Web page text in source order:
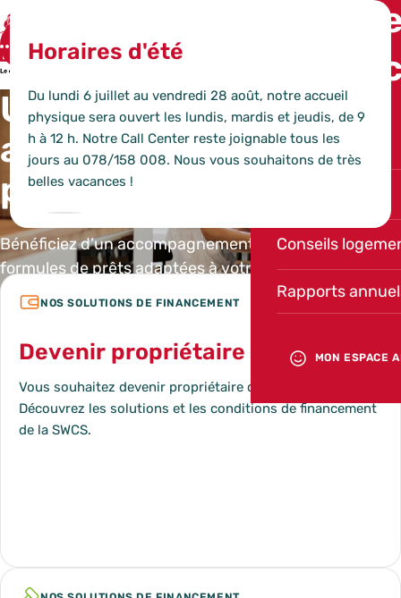
Horaires d'été
Du lundi 6 juillet au vendredi 28 août, notre accueil
physique sera ouvert les lundis, mardis et jeudis, de 9
h à 12 h. Notre Call Center reste joignable tous les
jours au 078/158 008. Nous vous souhaitons de très
belles vacances !
SWCS
Menu
DE
Conseils
Rapports
MON ESPACE
Ouvrir la recherche
Un financement
alternatif pour vos
projets de logement
Bénéficiez d’un accompagnement sur-mesure et de
formules de prêts adaptées à votre réalité.
Acheter Rénover Louer
Discuter de mon projet
Nos solutions de financement
Devenir propriétaire
Vous souhaitez devenir propriétaire de votre logement ?
Découvrez les solutions et les conditions de financement
de la SWCS.